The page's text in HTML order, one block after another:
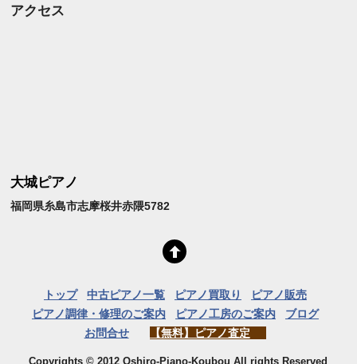
アクセス
大城ピアノ
福岡県糸島市志摩桜井赤隈5782
トップ 中古ピアノ一覧 ピアノ買取り
ピアノ販売
ピアノ調律・修理のご案内
ピアノ工房のご案内
ブログ
お問合せ
【無料】ピアノ査定